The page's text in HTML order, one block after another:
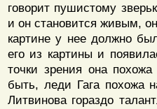
говорит пушистому
и он становится живым,
картине у нее должно
его из картины и
точки зрения она
быть, леди Гага похожа
Литвинова гораздо